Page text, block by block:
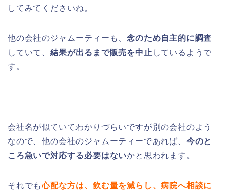
してみてくださいね。
他の会社のジャムーティーも、念のため自主的に調査
していて、 結果が出るまで販売を中止 しているようで
す。
会社名が似ていてわかりづらいですが別の会社のよう
なので、他の会社のジャムーティーであれば、 今のと
ころ急いで対応する必要はないかと思われます。
それでも心配な方は、飲む量を減らし、病院へ相談に